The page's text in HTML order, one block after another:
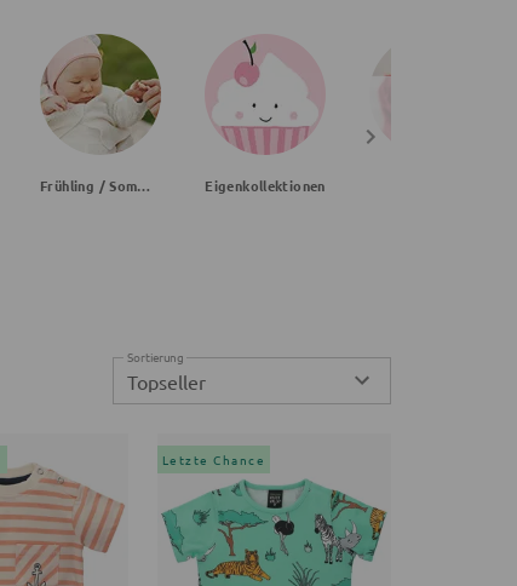
Frühling / Sommer Eigenkollektionen
Sortierung
Topseller
Letzte Chance